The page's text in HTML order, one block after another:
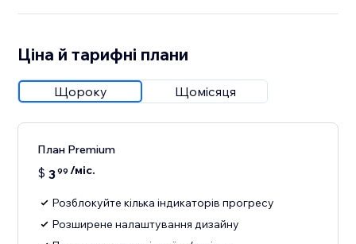
Ціна й тарифні плани
Щороку Щомісяця
План Premium
$ 399 /міс.
Розблокуйте кілька індикаторів прогресу
Розширене налаштування дизайну